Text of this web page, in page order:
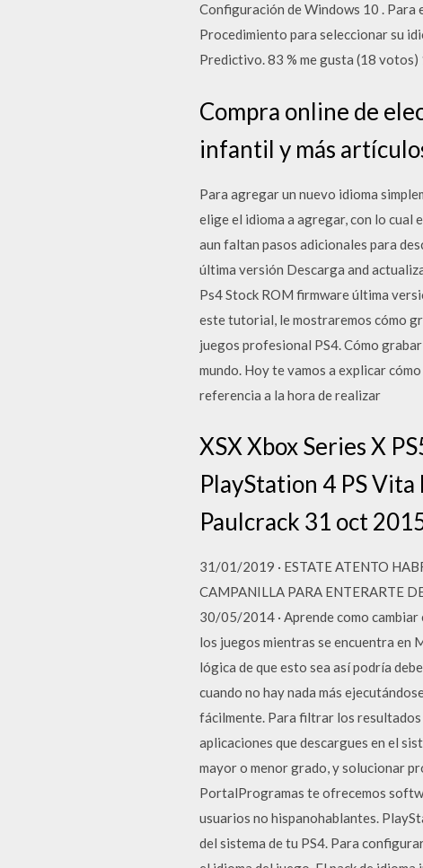
Configuración de Windows 10 . Para
Procedimiento para seleccionar su
Predictivo. 83 % me gusta (18
Compra online de
infantil y más
Para agregar un nuevo idioma
elige el idioma a agregar, con lo cual
aun faltan pasos adicionales para
última versión Descarga and
Ps4 Stock ROM firmware última
este tutorial, le mostraremos cómo
juegos profesional PS4. Cómo
mundo. Hoy te vamos a explicar
referencia a la hora de realizar
XSX Xbox Series X
PlayStation 4 PS
Paulcrack 31 oct
31/01/2019 · ESTATE ATENTO
CAMPANILLA PARA ENTERARTE
30/05/2014 · Aprende como
los juegos mientras se encuentra en
lógica de que esto sea así podría
cuando no hay nada más
fácilmente. Para filtrar los
aplicaciones que descargues en el
mayor o menor grado, y solucionar
PortalProgramas te ofrecemos
usuarios no hispanohablantes.
del sistema de tu PS4. Para